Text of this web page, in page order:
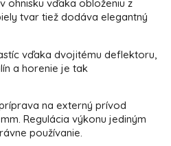
ohnisku vďaka obloženiu z
tvar tiež dodáva elegantný
vďaka dvojitému deflektoru,
a horenie je tak
na externý prívod
Regulácia výkonu jediným
používanie.